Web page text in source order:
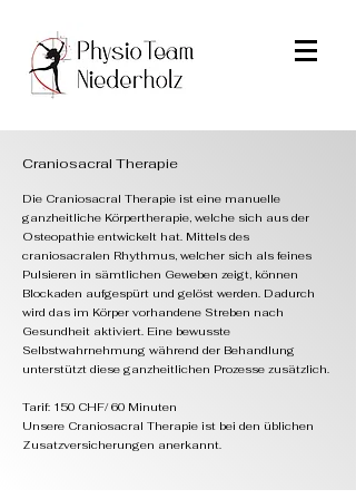
Craniosacral Therapie
Die Craniosacral Therapie ist eine manuelle
ganzheitliche Körpertherapie, welche sich aus der
Osteopathie entwickelt hat. Mittels des
craniosacralen Rhythmus, welcher sich als feines
Pulsieren in sämtlichen Geweben zeigt, können
Blockaden aufgespürt und gelöst werden. Dadurch
wird das im Körper vorhandene Streben nach
Gesundheit aktiviert. Eine bewusste
Selbstwahrnehmung während der Behandlung
unterstützt diese ganzheitlichen Prozesse zusätzlich.
Tarif: 150 CHF/ 60 Minuten
Unsere Craniosacral Therapie ist bei den üblichen
Zusatzversicherungen anerkannt.